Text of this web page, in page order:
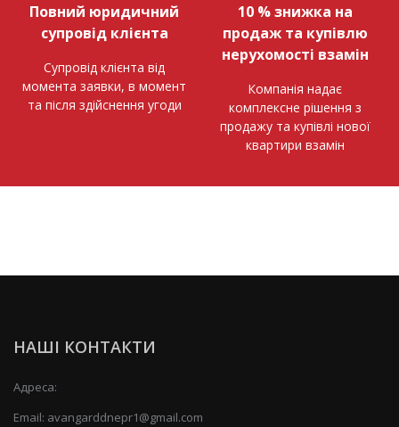
Повний юридичний
супровід клієнта
Супровід клієнта від
момента заявки, в момент
та після здійснення угоди
10 % знижка на
продаж та купівлю
нерухомості взамін
Компанія надає
комплексне рішення з
продажу та купівлі нової
квартири взамін
НАШІ КОНТАКТИ
Адреса:
Email: avangarddnepr1@gmail.com